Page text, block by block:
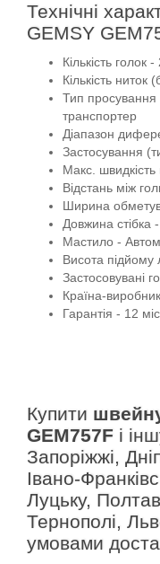
Технічні
GEMSY
Кількість голок -
Кількість ниток
Тип
транспортер
Діапазон
Застосування
Макс. швидкість
Відстань між
Ширина
Довжина стібка
Мастило -
Висота
Застосовувані
Країна-
Гарантія - 12
Купити
GEM757F і
Запоріжжі,
Івано-
Луцьку,
Тернополі,
умовами